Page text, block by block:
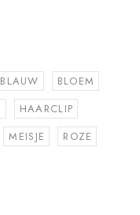
BLAUW
BLOEM
HAARCLIP
MEISJE
ROZE